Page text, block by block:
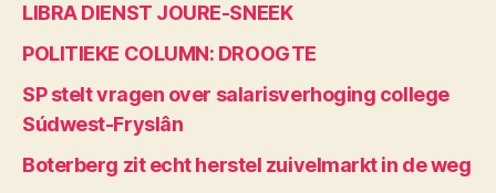
LIBRA DIENST JOURE-SNEEK
POLITIEKE COLUMN: DROOGTE
SP stelt vragen over salarisverhoging college
Súdwest-Fryslân
Boterberg zit echt herstel zuivelmarkt in de weg